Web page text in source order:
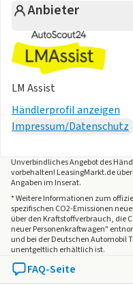
* Steuerung Ausstattung
* Steuerung Bauteilesatz
* Steuerung Drehmoment
* Steuerung Essence
* Steuerung Fahrwerk
* Steuerung
* Steuerung
* Steuerung
* Steuerung Infotainment
* Steuerung Interieur
* Steuerung Klimazonen
* Steuerung Ladung
* Steuerung
* Steuerung
* Steuerung
Anbieter
LM Assist
Händlerprofil anzeigen
Impressum/Datenschutz
Unverbindliches Angebot des
vorbehalten! LeasingMarkt.de
Angaben im Inserat.
* Weitere Informationen zum
spezifischen CO2-Emissionen
über den Kraftstoffverbrauch, die
neuer Personenkraftwagen"
und bei der Deutschen Automobil
unentgeltlich erhältlich ist.
FAQ-Seite